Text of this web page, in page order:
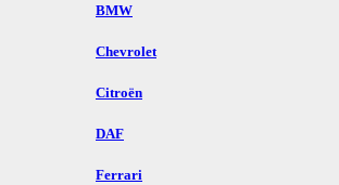
BMW
Chevrolet
Citroën
DAF
Ferrari